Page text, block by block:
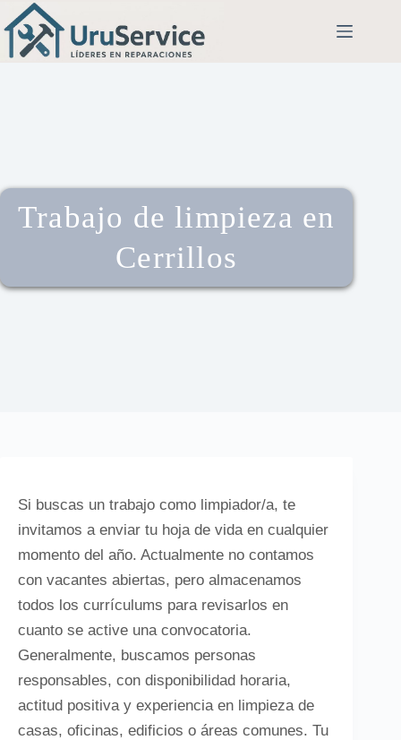
Trabajo de limpieza en
Cerrillos
Si buscas un trabajo como limpiador/a, te
invitamos a enviar tu hoja de vida en cualquier
momento del año. Actualmente no contamos
con vacantes abiertas, pero almacenamos
todos los currículums para revisarlos en
cuanto se active una convocatoria.
Generalmente, buscamos personas
responsables, con disponibilidad horaria,
actitud positiva y experiencia en limpieza de
casas, oficinas, edificios o áreas comunes. Tu